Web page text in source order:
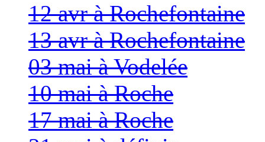
12 avr à Rochefontaine
13 avr à Rochefontaine
03 mai à Vodelée
10 mai à Roche
17 mai à Roche